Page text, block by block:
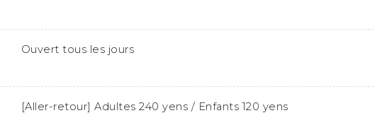
Ouvert tous les jours
[Aller-retour] Adultes 240 yens / Enfants 120 yens